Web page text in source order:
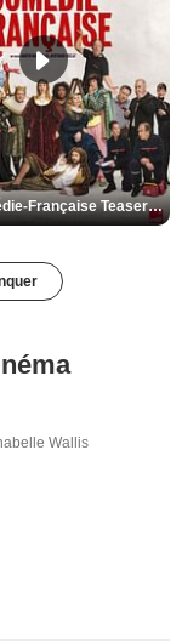
De la Comédie-Française Teaser VF
Wallis